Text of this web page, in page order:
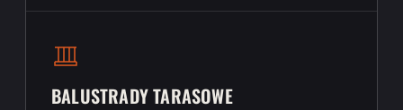
BALUSTRADY TARASOWE